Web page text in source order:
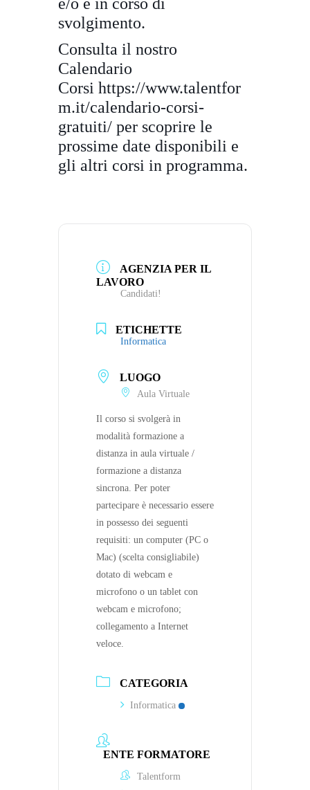
svolgimento.
Consulta il nostro
Calendario
Corsi https://www.talentfor
m.it/calendario-corsi-
gratuiti/ per scoprire le
prossime date disponibili e
gli altri corsi in programma.
AGENZIA PER IL
LAVORO
Candidati!
ETICHETTE
Informatica
LUOGO
Aula Virtuale
Il corso si svolgerà in
modalità formazione a
distanza in aula virtuale /
formazione a distanza
sincrona. Per poter
partecipare è necessario essere
in possesso dei seguenti
requisiti: un computer (PC o
Mac) (scelta consigliabile)
dotato di webcam e
microfono o un tablet con
webcam e microfono;
collegamento a Internet
veloce.
CATEGORIA
Informatica
ENTE FORMATORE
Talentform